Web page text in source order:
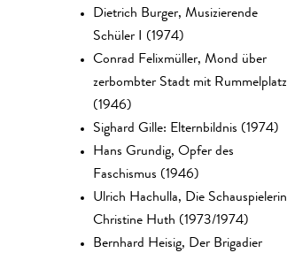
Dietrich Burger, Musizierende
Schüler I (1974)
Conrad Felixmüller, Mond über
zerbombter Stadt mit Rummelplatz
(1946)
Sighard Gille: Elternbildnis (1974)
Hans Grundig, Opfer des
Faschismus (1946)
Ulrich Hachulla, Die Schauspielerin
Christine Huth (1973/1974)
Bernhard Heisig, Der Brigadier